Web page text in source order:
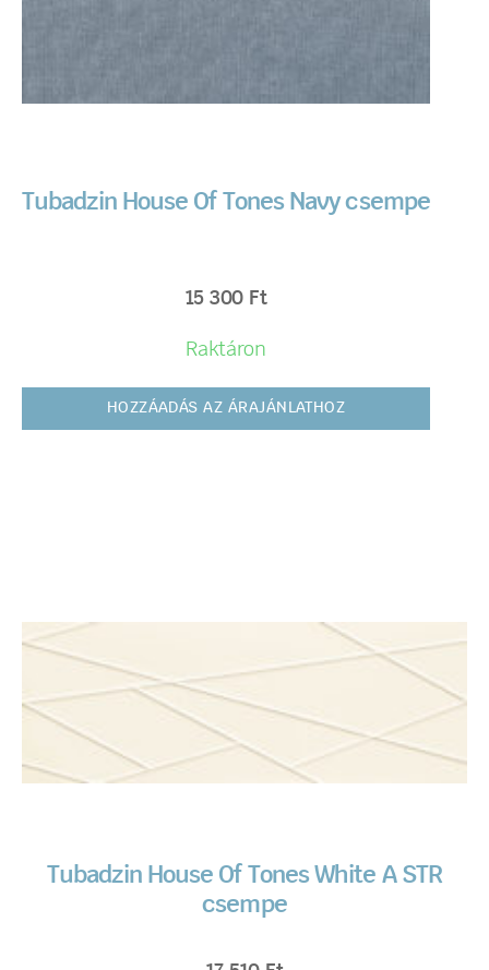
Tubadzin House Of Tones Navy csempe
15 300 Ft
Raktáron
HOZZÁADÁS AZ ÁRAJÁNLATHOZ
Tubadzin House Of Tones White A STR
csempe